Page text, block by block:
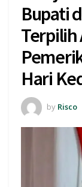
Bupati
Terpilih
Hari
by Risco